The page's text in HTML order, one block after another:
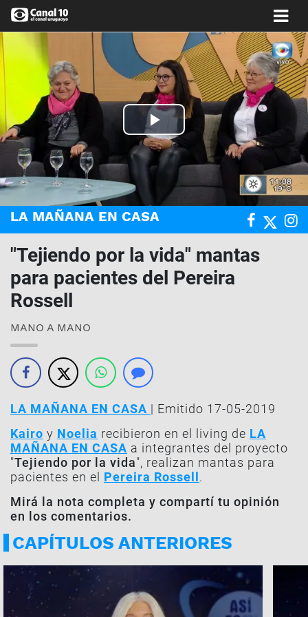
Play
Video
LA MAÑANA EN CASA
"Tejiendo por la vida" mantas
para pacientes del Pereira
Rossell
MANO A MANO
LA MAÑANA EN CASA | Emitido 17-05-2019
Kairo y Noelia recibieron en el living de LA
MAÑANA EN CASA a integrantes del proyecto
"Tejiendo por la vida", realizan mantas para
pacientes en el Pereira Rossell .
Mirá la nota completa y compartí tu opinión
en los comentarios.
CAPÍTULOS ANTERIORES